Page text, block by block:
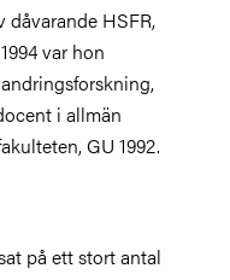
dåvarande HSFR,
var hon
i allmän
GU 1992.
på ett stort antal